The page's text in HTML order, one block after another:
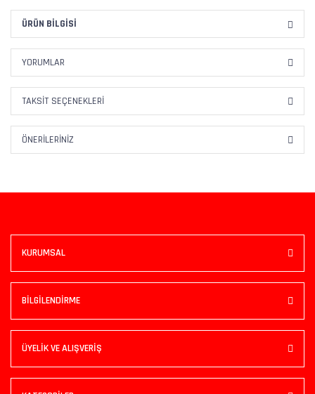
ÜRÜN BILGISI
YORUMLAR
TAKSIT SEÇENEKLERI
ÖNERILERINIZ
KURUMSAL
BİLGİLENDİRME
ÜYELİK VE ALIŞVERİŞ